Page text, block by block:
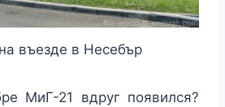
въезде в Несебър
МиГ-21 вдруг появился?